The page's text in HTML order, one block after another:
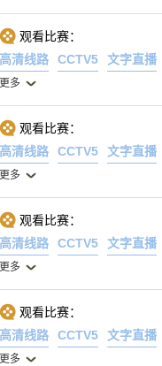
观看比赛：
高清线路
CCTV5 文字直播
更多
观看比赛：
高清线路
CCTV5 文字直播
更多
观看比赛：
高清线路
CCTV5 文字直播
更多
观看比赛：
高清线路
CCTV5 文字直播
更多